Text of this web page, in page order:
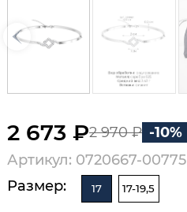
2 673 ₽2 970 ₽ -10%
Артикул: 0720667-00775
Размер:
17 17-19,5